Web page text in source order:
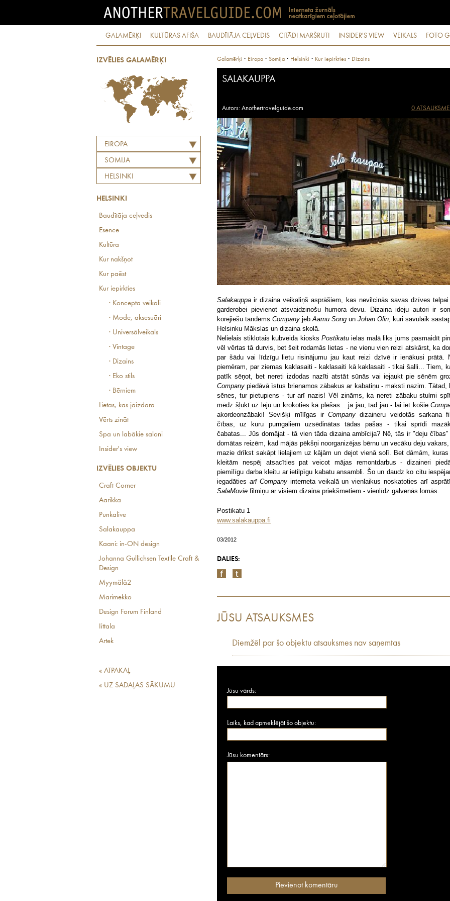
GALAMĒRĶI KULTŪRAS AFIŠA BAUDĪTĀJA CEĻVEDIS CITĀDI MARŠRUTI INSIDER'S VIEW VEIKALS FOTO
IZVĒLIES GALAMĒRĶI
EIROPA
SOMIJA
HELSINKI
HELSINKI
Baudītāja ceļvedis
Esence
Kultūra
Kur nakšņot
Kur paēst
Kur iepirkties
· Koncepta veikali
· Mode, aksesuāri
· Universālveikals
· Vintage
· Dizains
· Eko stils
· Bērniem
Lietas, kas jāizdara
Vērts zināt
Spa un labākie saloni
Insider's view
IZVĒLIES OBJEKTU
Craft Corner
Aarikka
Punkalive
Salakauppa
Kaani: in-ON design
Johanna Gullichsen Textile Craft &
Design
Myymälä2
Marimekko
Design Forum Finland
Iittala
Artek
« ATPAKAĻ
« UZ SADAĻAS SĀKUMU
Galamērķi · Eiropa · Somija · Helsinki · Kur iepirkties · Dizains
SALAKAUPPA
Autors: Anothertravelguide.com 0
Salakauppa ir dizaina veikaliņš asprāšiem, kas nevilcinās savas dzīves telpai
garderobei pievienot atsvaidzinošu humora devu. Dizaina ideju autori ir
korejiešu tandēms Company jebAamu Song un Johan Olin, kuri savulaik
Helsinku Mākslas un dizaina skolā.
Nelielais stiklotais kubveida kiosks Postikatuielas malā liks jums pasmaidīt
vēl vērtas tā durvis, bet šeit rodamās lietas - ne vienu vien reizi atskārst, ka
par šādu vai līdzīgu lietu risinājumu jau kaut reizi dzīvē ir ienākusi prātā.
piemēram, par ziemas kaklasaiti - kaklasaiti kā kaklasaiti - tikai šalli... Tiem,
patīk sēņot, bet nereti izdodas nazīti atstāt sūnās vai iejaukt pie sēnēm
Companypiedāvā īstus brienamos zābakus ar kabatiņu - maksti nazim. Tātad,
sēnes, tur pietupiens - tur arī nazis! Vēl zināms, ka nereti zābaku stulmi
mēdz šļukt uz leju un krokoties kā plēšas... ja jau, tad jau - lai iet košie
akordeonzābaki! Sevišķi mīlīgas ir Companydizaineru veidotās sarkana
čības, uz kuru purngaliem uzsēdinātas tādas pašas - tikai sprīdi
čabatas... Jūs domājat - tā vien tāda dizaina ambīcija? Nē, tās ir "deju čības"
domātas reizēm, kad mājās pēkšņi noorganizējas bērnu un vecāku deju
mazie drīkst sakāpt lielajiem uz kājām un dejot vienā solī. Bet dāmām, kuras
kleitām nespēj atsacīties pat veicot mājas remontdarbus - dizaineri
piemīlīgu darba kleitu ar ietilpīgu kabatu ansambli. Šo un daudz ko citu
iegadāties arī Company interneta veikalā un vienlaikus noskatoties arī
SalaMovie filmiņu ar visiem dizaina priekšmetiem - vienlīdz galvenās lomās.
Postikatu 1
www.salakauppa.fi
03/2012
DALIES:
JŪSU ATSAUKSMES
Diemžēl par šo objektu atsauksmes nav saņemtas
Jūsu vārds:
Laiks, kad apmeklējāt šo objektu:
Jūsu komentārs: